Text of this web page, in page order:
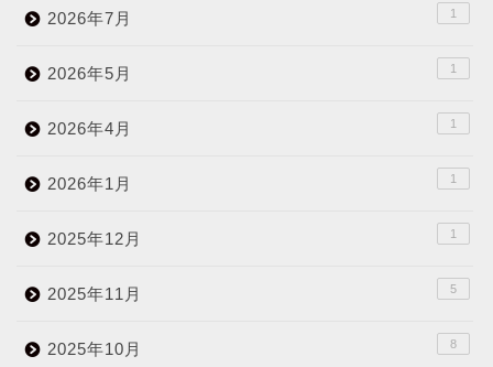
2026年7月 1
2026年5月 1
2026年4月 1
2026年1月 1
2025年12月 1
2025年11月 5
2025年10月 8